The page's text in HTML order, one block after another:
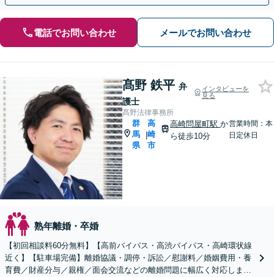
電話でお問い合わせ メールでお問い合わせ
髙野 鉄平 弁
護士
インタビューを
見る
髙野法律事務所
群
馬
県
|
高
崎
市
高崎問屋町駅か
ら徒歩10分
営業時間：本
日定休日
熟年離婚・卒婚
【初回相談料60分無料】【高前バイパス・高渋バイパス・高崎環状線
近く】【駐車場完備】離婚協議・調停・訴訟／慰謝料／婚姻費用・養
育費／財産分与／親権／面会交流などの離婚問題に幅広く対応しま